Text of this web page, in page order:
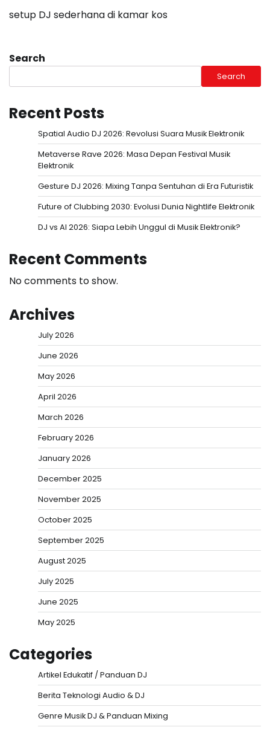
setup DJ sederhana di kamar kos
Search
Search
Recent Posts
Spatial Audio DJ 2026: Revolusi Suara Musik Elektronik
Metaverse Rave 2026: Masa Depan Festival Musik
Elektronik
Gesture DJ 2026: Mixing Tanpa Sentuhan di Era Futuristik
Future of Clubbing 2030: Evolusi Dunia Nightlife Elektronik
DJ vs AI 2026: Siapa Lebih Unggul di Musik Elektronik?
Recent Comments
No comments to show.
Archives
July 2026
June 2026
May 2026
April 2026
March 2026
February 2026
January 2026
December 2025
November 2025
October 2025
September 2025
August 2025
July 2025
June 2025
May 2025
Categories
Artikel Edukatif / Panduan DJ
Berita Teknologi Audio & DJ
Genre Musik DJ & Panduan Mixing